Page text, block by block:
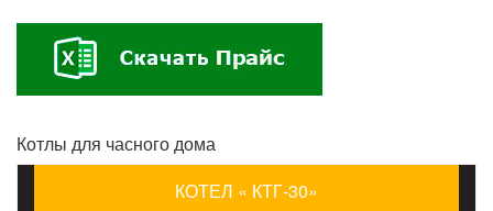
долговечности агрегатов, то с твердотопливными котлами
далеко не все так просто…
Типов твердотопливных котлов на много больше чем газовых
Котлы для часного дома
КОТЕЛ « КТГ-30»